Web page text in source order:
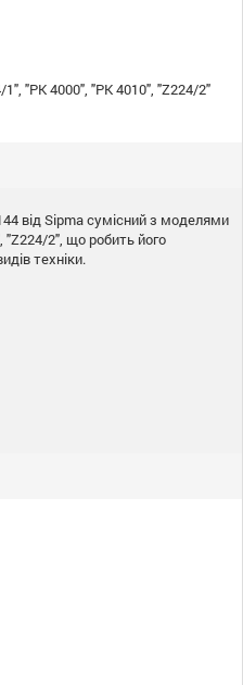
"PK 4000", "PK 4010", "Z224/2"
від Sipma сумісний з моделями
"Z224/2", що робить його
техніки.